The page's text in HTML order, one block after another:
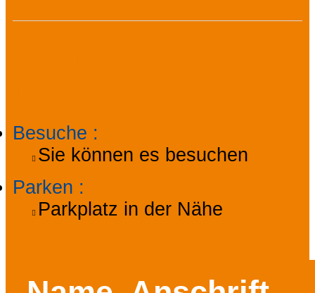
Besuche :
Sie können es besuchen
Parken :
Parkplatz in der Nähe